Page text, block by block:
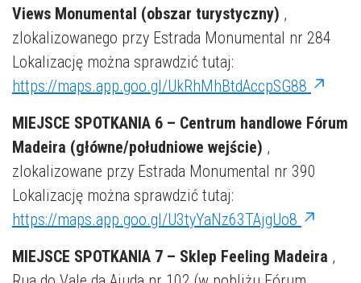
Views Monumental (obszar turystyczny) ,
zlokalizowanego przy Estrada Monumental nr 284
Lokalizację można sprawdzić tutaj:
https://maps.app.goo.gl/UkRhMhBtdAccpSG88
MIEJSCE SPOTKANIA 6 – Centrum handlowe Fórum
Madeira (główne/południowe wejście) ,
zlokalizowane przy Estrada Monumental nr 390
Lokalizację można sprawdzić tutaj:
https://maps.app.goo.gl/U3tyYaNz63TAjgUo8
MIEJSCE SPOTKANIA 7 – Sklep Feeling Madeira ,